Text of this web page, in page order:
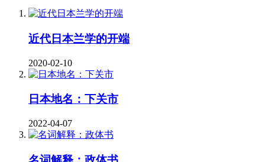
近代日本兰学的开端
2020-02-10
日本地名：下关市
2022-04-07